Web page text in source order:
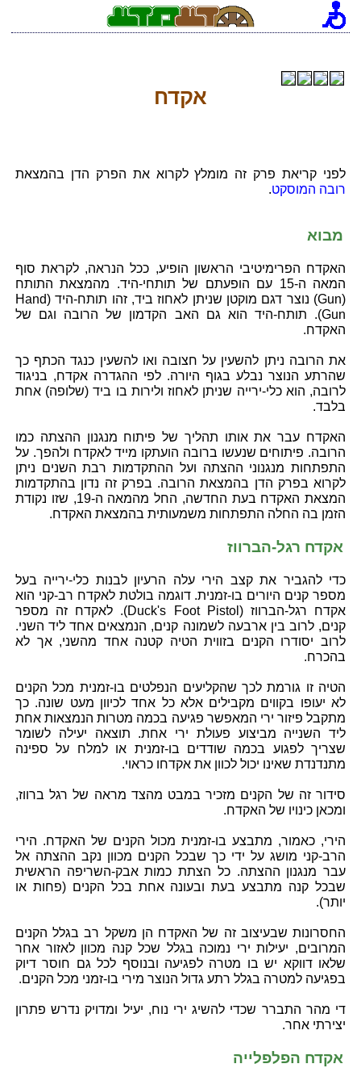
אקדח
לפני קריאת פרק זה מומלץ לקרוא את הפרק הדן בהמצאת
רובה המוסקט.
מבוא
האקדח הפרימיטיבי הראשון הופיע, ככל הנראה, לקראת סוף
המאה ה-15 עם הופעתם של תותחי-היד. מהמצאת התותח
(Gun) נוצר דגם מוקטן שניתן לאחוז ביד, זהו תותח-היד (Hand
Gun). תותח-היד הוא גם האב הקדמון של הרובה וגם של
האקדח.
את הרובה ניתן להשעין על חצובה ואו להשעין כנגד הכתף כך
שהרתע הנוצר נבלע בגוף היורה. לפי ההגדרה אקדח, בניגוד
לרובה, הוא כלי-ירייה שניתן לאחוז ולירות בו ביד (שלופה) אחת
בלבד.
האקדח עבר את אותו תהליך של פיתוח מנגנון ההצתה כמו
הרובה. פיתוחים שנעשו ברובה הועתקו מייד לאקדח ולהפך. על
התפתחות מנגנוני ההצתה ועל ההתקדמות רבת השנים ניתן
לקרוא בפרק הדן בהמצאת הרובה. בפרק זה נדון בהתקדמות
המצאת האקדח בעת החדשה, החל מהמאה ה-19, שזו נקודת
הזמן בה החלה התפתחות משמעותית בהמצאת האקדח.
אקדח רגל-הברווז
כדי להגביר את קצב הירי עלה הרעיון לבנות כלי-ירייה בעל
מספר קנים היורים בו-זמנית. דוגמה בולטת לאקדח רב-קני הוא
אקדח רגל-הברווז (Duck's Foot Pistol). לאקדח זה מספר
קנים, לרוב בין ארבעה לשמונה קנים, הנמצאים אחד ליד השני.
לרוב יסודרו הקנים בזווית הטיה קטנה אחד מהשני, אך לא
בהכרח.
הטיה זו גורמת לכך שהקליעים הנפלטים בו-זמנית מכל הקנים
לא יעופו בקווים מקבילים אלא כל אחד לכיוון מעט שונה. כך
מתקבל פיזור ירי המאפשר פגיעה בכמה מטרות הנמצאות אחת
ליד השנייה מביצוע פעולת ירי אחת. תוצאה יעילה לשומר
שצריך לפגוע בכמה שודדים בו-זמנית או למלח על ספינה
מתנדנדת שאינו יכול לכוון את אקדחו כראוי.
סידור זה של הקנים מזכיר במבט מהצד מראה של רגל ברווז,
ומכאן כינויו של האקדח.
הירי, כאמור, מתבצע בו-זמנית מכול הקנים של האקדח. הירי
הרב-קני מושג על ידי כך שבכל הקנים מכוון נקב ההצתה אל
עבר מנגנון ההצתה. כל הצתת כמות אבק-השריפה הראשית
שבכל קנה מתבצע בעת ובעונה אחת בכל הקנים (פחות או
יותר).
החסרונות שבעיצוב זה של האקדח הן משקל רב בגלל הקנים
המרובים, יעילות ירי נמוכה בגלל שכל קנה מכוון לאזור אחר
שלאו דווקא יש בו מטרה לפגיעה ובנוסף לכל גם חוסר דיוק
בפגיעה למטרה בגלל רתע גדול הנוצר מירי בו-זמני מכל הקנים.
די מהר התברר שכדי להשיג ירי נוח, יעיל ומדויק נדרש פתרון
יצירתי אחר.
אקדח הפלפלייה